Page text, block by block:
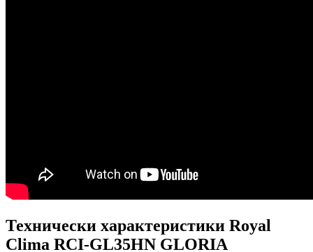
Технически характеристики Royal
Clima RCI-GL35HN GLORIA